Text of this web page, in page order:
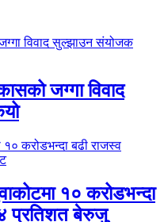
जग्गा विवाद
१० करोडभन्दा
प्रतिशत बेरुजु